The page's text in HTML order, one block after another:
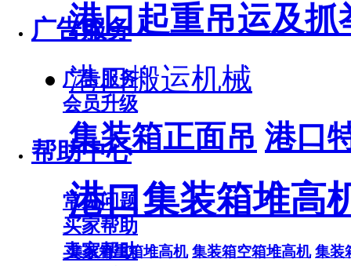
广告服务
广告服务
会员升级
帮助中心
常见问题
买家帮助
卖家帮助
港口起重吊运及抓
港口搬运机械
集装箱正面吊 港口
港口集装箱堆高
集装箱重箱堆高机 集装箱空箱堆高机 集装